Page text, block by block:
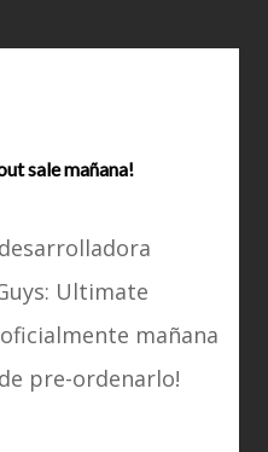
sale mañana!
Ultimate
mañana
pre-ordenarlo!